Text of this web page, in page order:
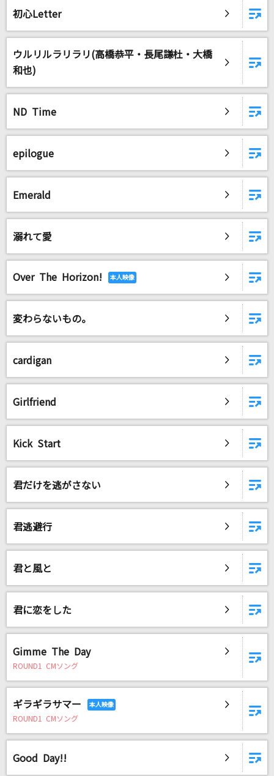
初心Letter
ウルリルラリラリ(高橋恭平・長尾謙杜・大橋
和也)
ND Time
epilogue
Emerald
溺れて愛
Over The Horizon!
変わらないもの。
cardigan
Girlfriend
Kick Start
君だけを逃がさない
君逃避行
君と風と
君に恋をした
Gimme The Day
ROUND1 CMソング
ギラギラサマー
ROUND1 CMソング
Good Day!!